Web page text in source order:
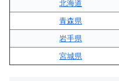
北海道
青森県
岩手県
宮城県